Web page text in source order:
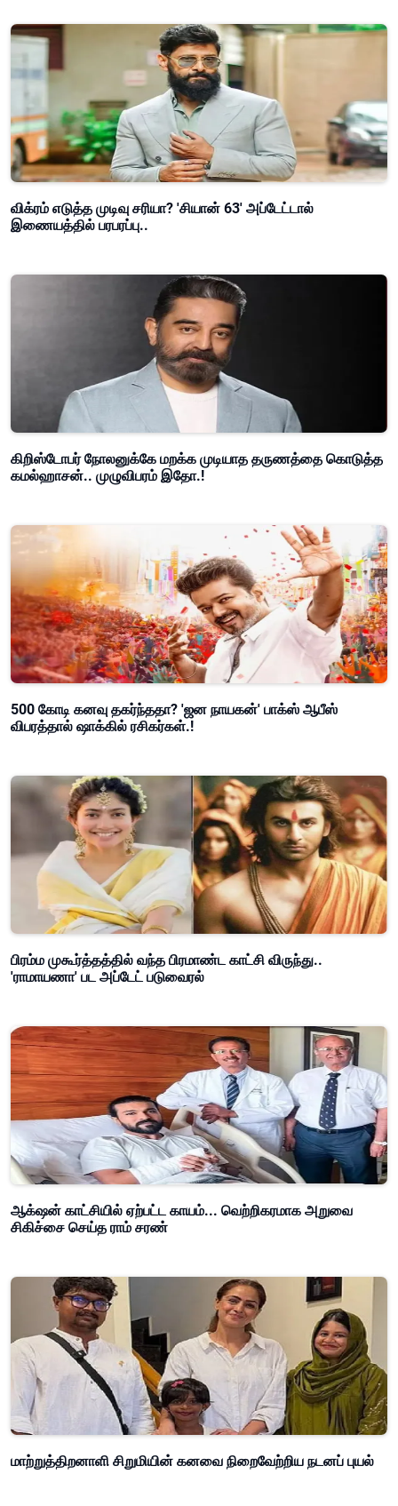
விக்ரம் எடுத்த முடிவு சரியா? 'சியான் 63' அப்டேட்டால்
இணையத்தில் பரபரப்பு..
கிறிஸ்டோபர் நோலனுக்கே மறக்க முடியாத தருணத்தை கொடுத்த
கமல்ஹாசன்.. முழுவிபரம் இதோ.!
500 கோடி கனவு தகர்ந்ததா? 'ஜன நாயகன்' பாக்ஸ் ஆபீஸ்
விபரத்தால் ஷாக்கில் ரசிகர்கள்.!
பிரம்ம முகூர்த்தத்தில் வந்த பிரமாண்ட காட்சி விருந்து..
'ராமாயணா' பட அப்டேட் படுவைரல்
ஆக்‌ஷன் காட்சியில் ஏற்பட்ட காயம்... வெற்றிகரமாக அறுவை
சிகிச்சை செய்த ராம் சரண்
மாற்றுத்திறனாளி சிறுமியின் கனவை நிறைவேற்றிய நடனப் புயல்